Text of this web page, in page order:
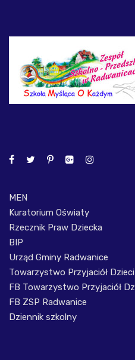
MEN
Kuratorium Oświaty
Rzecznik Praw Dziecka
BIP
Urząd Gminy Radwanice
Towarzystwo Przyjaciół
FB Towarzystwo Przyjaciół
FB ZSP Radwanice
Dziennik szkolny